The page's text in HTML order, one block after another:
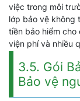
việc trong môi
lớp bảo vệ không
tiền bảo hiểm
viện phí và nhiều
3.5. Gói
Bảo vệ